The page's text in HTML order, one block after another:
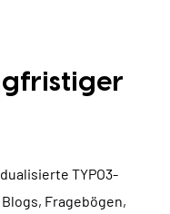
TYPO3-
Fragebögen,